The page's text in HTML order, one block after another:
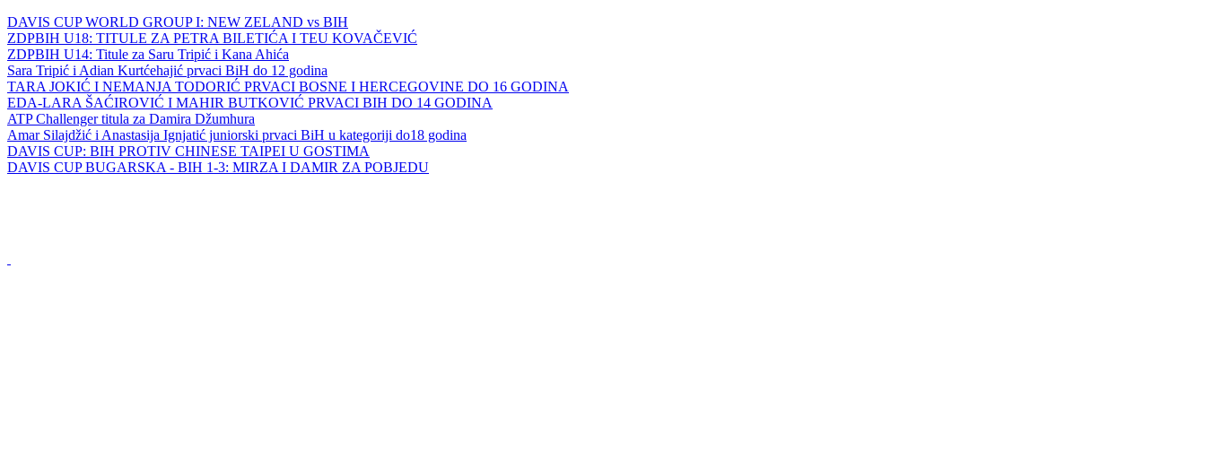
DAVIS CUP WORLD GROUP I: NEW ZELAND vs BIH
ZDPBIH U18: TITULE ZA PETRA BILETIĆA I TEU KOVAČEVIĆ
ZDPBIH U14: Titule za Saru Tripić i Kana Ahića
Sara Tripić i Adian Kurtćehajić prvaci BiH do 12 godina
TARA JOKIĆ I NEMANJA TODORIĆ PRVACI BOSNE I HERCEGOVINE DO 16 GODINA
EDA-LARA ŠAĆIROVIĆ I MAHIR BUTKOVIĆ PRVACI BIH DO 14 GODINA
ATP Challenger titula za Damira Džumhura
Amar Silajdžić i Anastasija Ignjatić juniorski prvaci BiH u kategoriji do18 godina
DAVIS CUP: BIH PROTIV CHINESE TAIPEI U GOSTIMA
DAVIS CUP BUGARSKA - BIH 1-3: MIRZA I DAMIR ZA POBJEDU